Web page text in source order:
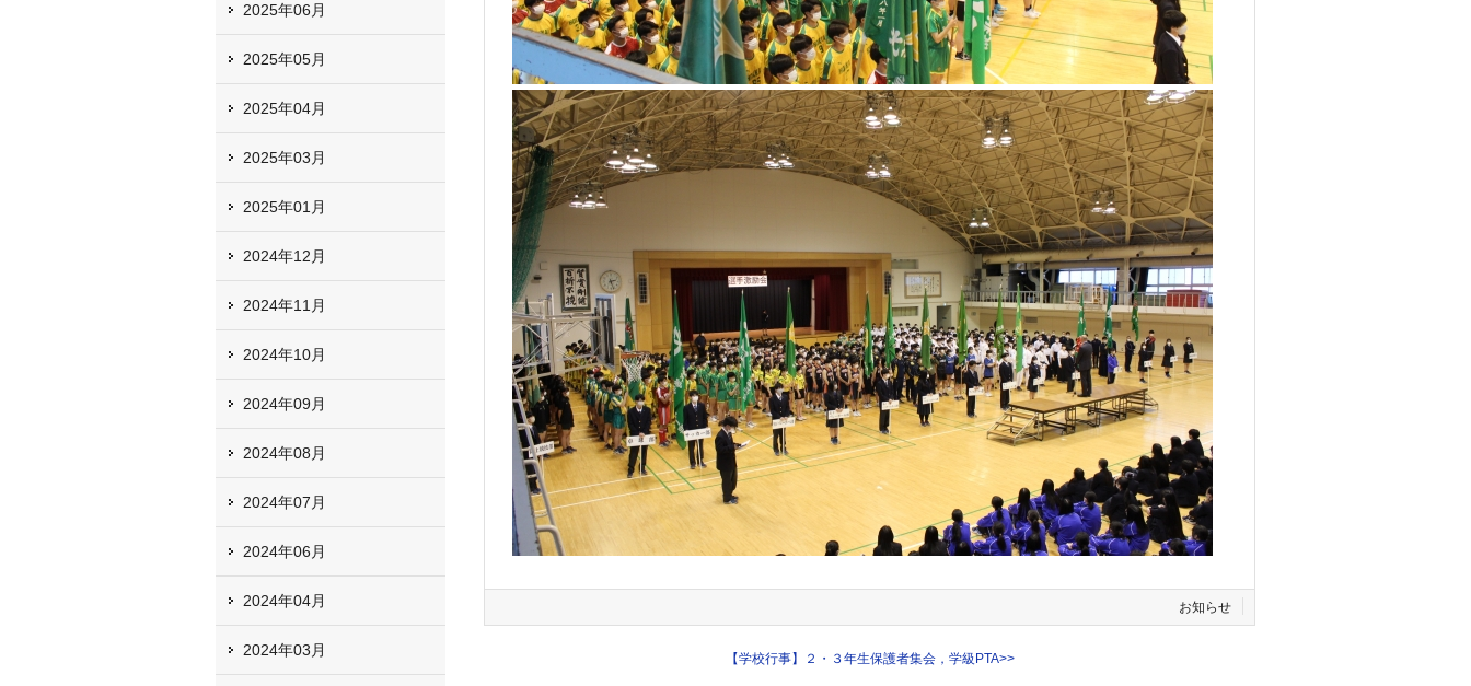
お知らせ
【学校行事】２・３年生保護者集会，学級PTA>>
2025年06月
2025年05月
2025年04月
2025年03月
2025年01月
2024年12月
2024年11月
2024年10月
2024年09月
2024年08月
2024年07月
2024年06月
2024年04月
2024年03月